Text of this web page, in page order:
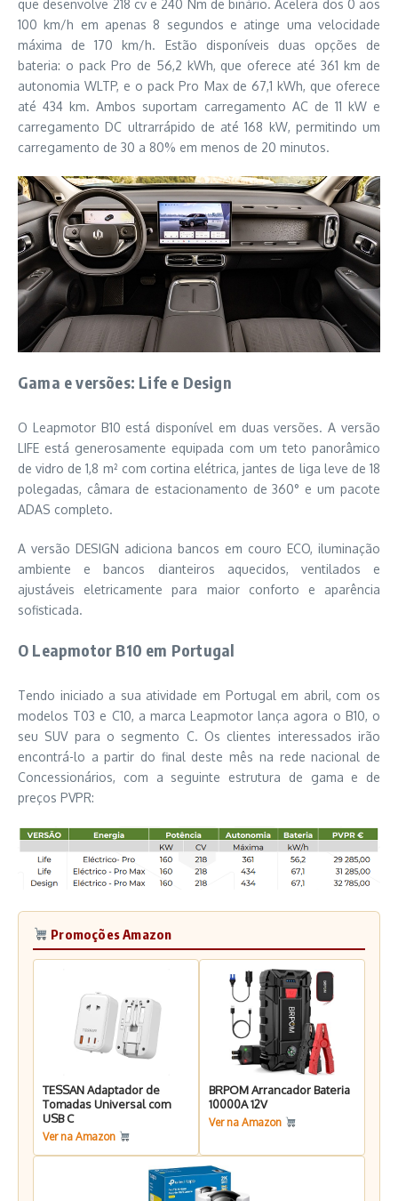
que desenvolve 218 cv e 240 Nm de binário. Acelera dos 0 aos
100 km/h em apenas 8 segundos e atinge uma velocidade
máxima de 170 km/h. Estão disponíveis duas opções de
bateria: o pack Pro de 56,2 kWh, que oferece até 361 km de
autonomia WLTP, e o pack Pro Max de 67,1 kWh, que oferece
até 434 km. Ambos suportam carregamento AC de 11 kW e
carregamento DC ultrarrápido de até 168 kW, permitindo um
carregamento de 30 a 80% em menos de 20 minutos.
Gama e versões: Life e Design
O Leapmotor B10 está disponível em duas versões. A versão
LIFE está generosamente equipada com um teto panorâmico
de vidro de 1,8 m² com cortina elétrica, jantes de liga leve de 18
polegadas, câmara de estacionamento de 360° e um pacote
ADAS completo.
A versão DESIGN adiciona bancos em couro ECO, iluminação
ambiente e bancos dianteiros aquecidos, ventilados e
ajustáveis eletricamente para maior conforto e aparência
sofisticada.
O Leapmotor B10 em Portugal
Tendo iniciado a sua atividade em Portugal em abril, com os
modelos T03 e C10, a marca Leapmotor lança agora o B10, o
seu SUV para o segmento C. Os clientes interessados irão
encontrá-lo a partir do final deste mês na rede nacional de
Concessionários, com a seguinte estrutura de gama e de
preços PVPR:
Promoções Amazon
TESSAN Adaptador de
Tomadas Universal com
USB C
Ver na Amazon
BRPOM Arrancador Bateria
10000A 12V
Ver na Amazon